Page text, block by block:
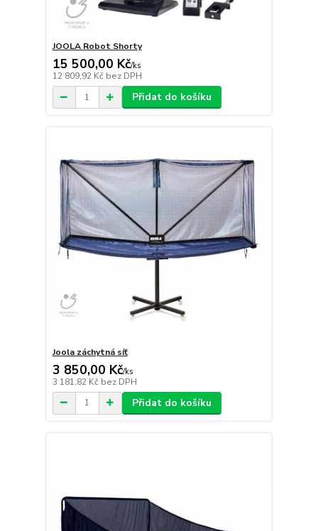
JOOLA Robot Shorty
15 500,00 Kč/ks
12 809,92 Kč bez DPH
Přidat do košíku
Joola záchytná síť
3 850,00 Kč/ks
3 181,82 Kč bez DPH
Přidat do košíku